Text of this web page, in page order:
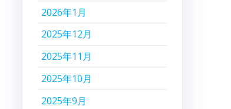
2026年1月
2025年12月
2025年11月
2025年10月
2025年9月